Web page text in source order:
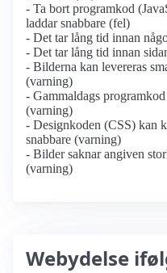
- Ta bort programkod
laddar snabbare (fel)
- Det tar lång tid innan
- Det tar lång tid innan
- Bilderna kan levereras
(varning)
- Gammaldags
(varning)
- Designkoden (CSS) kan
snabbare (varning)
- Bilder saknar angiven
(varning)
Webydelse